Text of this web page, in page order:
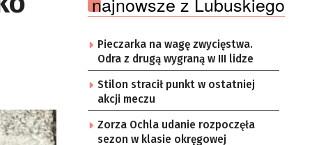
Pieczarka na wagę zwycięstwa.
Odra z drugą wygraną w III lidze
Stilon stracił punkt w ostatniej
akcji meczu
Zorza Ochla udanie rozpoczęła
sezon w klasie okręgowej